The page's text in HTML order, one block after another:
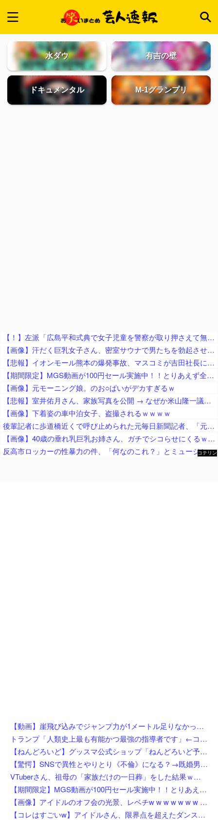
水ダウ 有吉の壁
ドキュメンタル M-1グランプリ
【！】左派「広島平和式典で女子児童を警察が取り押さえて無理矢理、排除しました！」 → ネット特定班「女児？全学連のプロ活動家では？」
【画像】汗だく巨乳女子さん、密室サウナで男たちを勃起させてしまうｗｗｗｗｗｗ
【悲報】イオンモール熊本の爆発事故、マスコミが吉田社長にイオンのせいでガス漏れたと言わんばかりのガン詰め記者会見がネットで話題に → ………
【期間限定】MGS動画が100円セール実施中！！とりあえず全部買うやろｗｗｗｗｗ
【画像】元モーニング娘。のお○ぱいがデカすぎるｗ
【悲報】室井佑月さん、家族写真を公開 → なぜか米山隆一議員の姿が消えてネットで話題に → 「レスバで忙しいの？」「撮影係に徹してるのか？」
【画像】下着姿の車中泊女子、盗撮されるｗｗｗｗ
後輩記者に歩道橋近くで呼び止められた元毎日新聞記者、「元毎日と名乗ってSNSで活動するな」と要求されてしまい……
【画像】40歳の垂れ乳巨乳お姉さん、ガチでシコらせにくるｗｗｗｗｗｗｗｗｗｗｗｗｗｗ
反高市ロッカーの性暴力の件、「何なのこれ？」とミュージシャン界隈が一般人をドン引きさせまくっている模様
コテリン
【動画】崖飛び込みでジャンプ力が1メートル足りなかった男の悲劇。
トランプ「人類史上最も有能かつ最強の指導者です」←コイツがイラン如きに右往左往してる理由
【ねんどろいど】グッスマ公式ショップ「ねんどろいど予約キャンペーン（2026年8月分）」【8月1日開始】
【驚愕】SNSで異性とやりとり《不倫》になる？→既婚男女の約7割がまさかの『こう』回答してしまうw w w w w w w w
VTuberさん、祖母の「家族だけの一日葬」をした結果ｗｗｗｗｗｗｗ
【期間限定】MGS動画が100円セール実施中！！とりあえず全部買うやろｗｗｗｗｗ
【画像】アイドルのオフ会の光景、レベチw w w w w w w w w w w
【コレはすごいw】アイドルさん、限界点を超えたダンスを披露した結果w w w w w w w w